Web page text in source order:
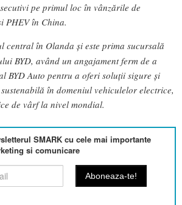
pe primul loc în vânzările de
PHEV în China.
central în Olanda și este prima sucursală
BYD, având un angajament ferm de a
BYD Auto pentru a oferi soluții sigure și
în domeniul vehiculelor electrice,
de vârf la nivel mondial.
SMARK cu cele mai importante
si comunicare